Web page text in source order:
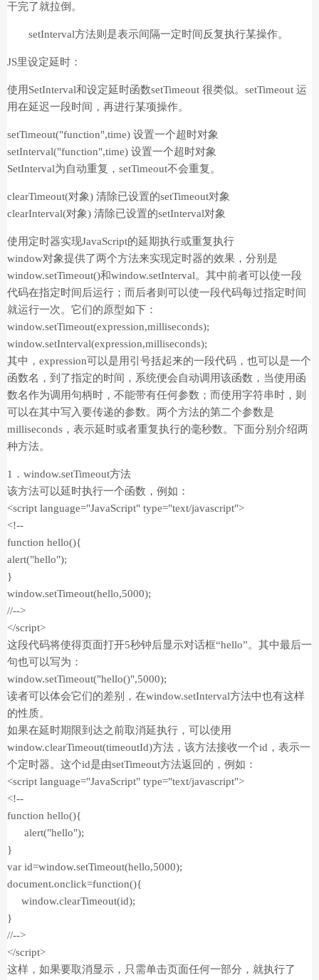
干完了就拉倒。
setInterval方法则是表示间隔一定时间反复执行某操作。
JS里设定延时：
使用SetInterval和设定延时函数setTimeout 很类似。setTimeout 运
用在延迟一段时间，再进行某项操作。
setTimeout("function",time) 设置一个超时对象
setInterval("function",time) 设置一个超时对象
SetInterval为自动重复，setTimeout不会重复。
clearTimeout(对象) 清除已设置的setTimeout对象
clearInterval(对象) 清除已设置的setInterval对象
使用定时器实现JavaScript的延期执行或重复执行
window对象提供了两个方法来实现定时器的效果，分别是
window.setTimeout()和window.setInterval。其中前者可以使一段
代码在指定时间后运行；而后者则可以使一段代码每过指定时间
就运行一次。它们的原型如下：
window.setTimeout(expression,milliseconds);
window.setInterval(expression,milliseconds);
其中，expression可以是用引号括起来的一段代码，也可以是一个
函数名，到了指定的时间，系统便会自动调用该函数，当使用函
数名作为调用句柄时，不能带有任何参数；而使用字符串时，则
可以在其中写入要传递的参数。两个方法的第二个参数是
milliseconds，表示延时或者重复执行的毫秒数。下面分别介绍两
种方法。
1．window.setTimeout方法
该方法可以延时执行一个函数，例如：
<script language="JavaScript" type="text/javascript">
<!--
function hello(){
alert("hello");
}
window.setTimeout(hello,5000);
//-->
</script>
这段代码将使得页面打开5秒钟后显示对话框“hello”。其中最后一
句也可以写为：
window.setTimeout("hello()",5000);
读者可以体会它们的差别，在window.setInterval方法中也有这样
的性质。
如果在延时期限到达之前取消延执行，可以使用
window.clearTimeout(timeoutId)方法，该方法接收一个id，表示一
个定时器。这个id是由setTimeout方法返回的，例如：
<script language="JavaScript" type="text/javascript">
<!--
function hello(){
alert("hello");
}
var id=window.setTimeout(hello,5000);
document.onclick=function(){
window.clearTimeout(id);
}
//-->
</script>
这样，如果要取消显示，只需单击页面任何一部分，就执行了